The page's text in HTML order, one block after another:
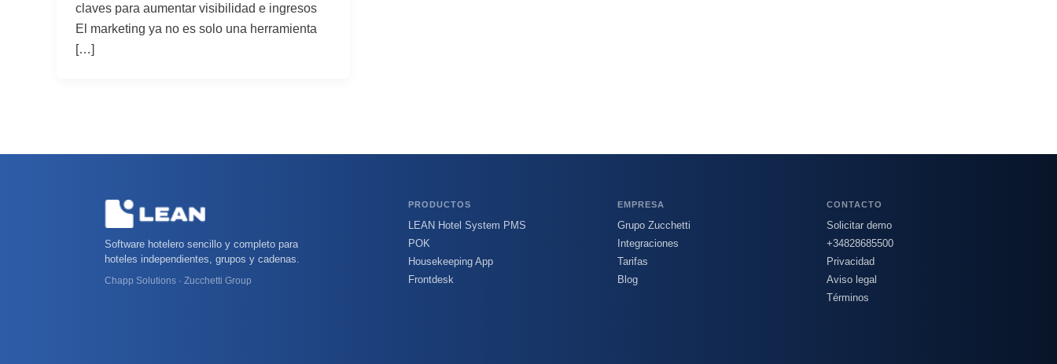
claves para aumentar visibilidad e ingresos
El marketing ya no es solo una herramienta
[…]
Software hotelero sencillo y completo para
hoteles independientes, grupos y cadenas.
Chapp Solutions · Zucchetti Group
PRODUCTOS
LEAN Hotel System PMS
POK
Housekeeping App
Frontdesk
EMPRESA
Grupo Zucchetti
Integraciones
Tarifas
Blog
CONTACTO
Solicitar demo
+34828685500
Privacidad
Aviso legal
Términos